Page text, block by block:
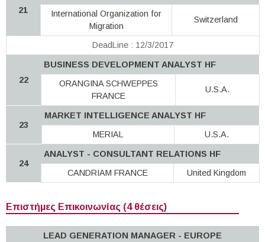
21
International Organization for
Migration
Switzerland
DeadLine : 12/3/2017
22
BUSINESS DEVELOPMENT ANALYST HF
ORANGINA SCHWEPPES
FRANCE
U.S.A.
23
MARKET INTELLIGENCE ANALYST HF
MERIAL
U.S.A.
24
ANALYST - CONSULTANT RELATIONS HF
CANDRIAM FRANCE
United Kingdom
Επιστήμες Επικοινωνίας (4 θέσεις)
LEAD GENERATION MANAGER - EUROPE